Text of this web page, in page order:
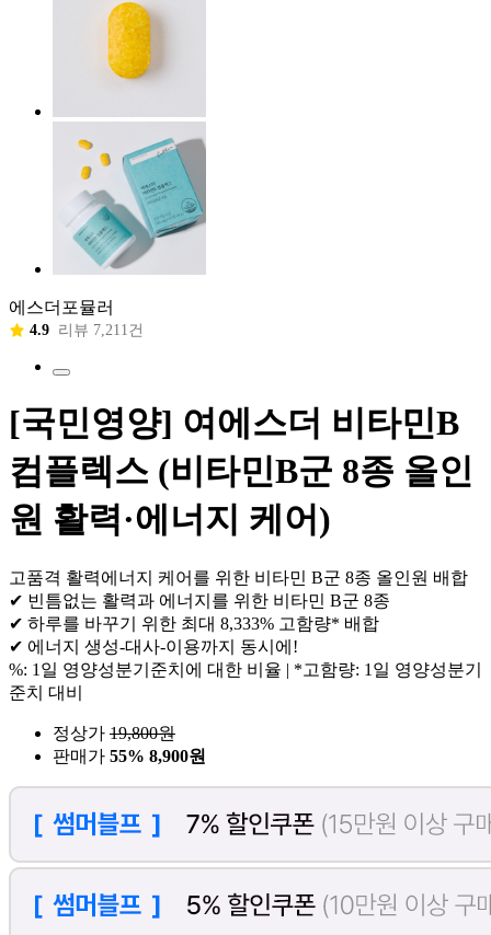
에스더포뮬러
4.9 리뷰 7,211건
[국민영양] 여에스더 비타민B
컴플렉스 (비타민B군 8종 올인
원 활력·에너지 케어)
고품격 활력에너지 케어를 위한 비타민 B군 8종 올인원 배합
✔ 빈틈없는 활력과 에너지를 위한 비타민 B군 8종
✔ 하루를 바꾸기 위한 최대 8,333% 고함량* 배합
✔ 에너지 생성-대사-이용까지 동시에!
%: 1일 영양성분기준치에 대한 비율 | *고함량: 1일 영양성분기
준치 대비
정상가 19,800원
판매가 55% 8,900원